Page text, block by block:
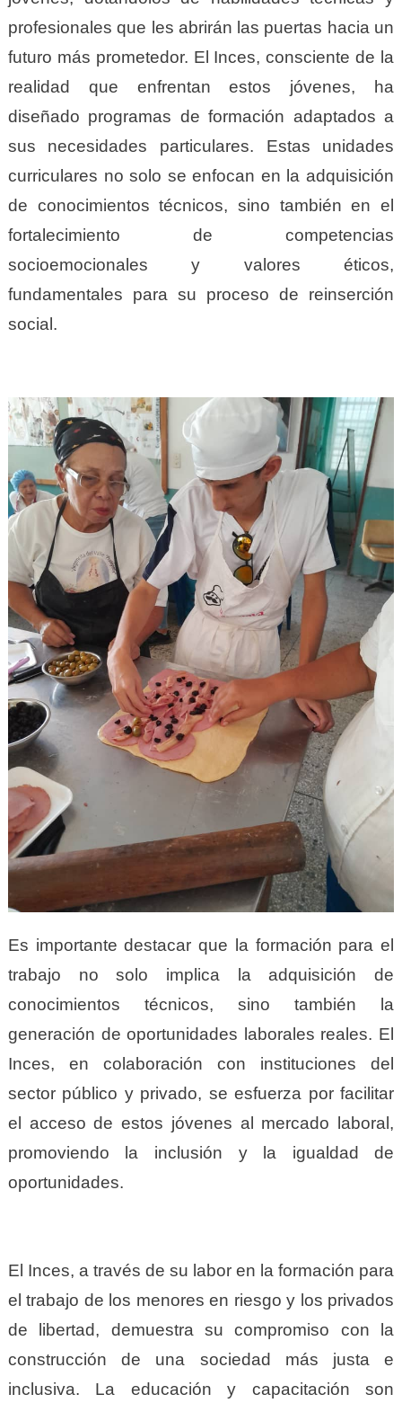
profesionales que les abrirán las puertas hacia un
futuro más prometedor. El Inces, consciente de la
realidad que enfrentan estos jóvenes, ha
diseñado programas de formación adaptados a
sus necesidades particulares. Estas unidades
curriculares no solo se enfocan en la adquisición
de conocimientos técnicos, sino también en el
fortalecimiento de competencias
socioemocionales y valores éticos,
fundamentales para su proceso de reinserción
social.
Es importante destacar que la formación para el
trabajo no solo implica la adquisición de
conocimientos técnicos, sino también la
generación de oportunidades laborales reales. El
Inces, en colaboración con instituciones del
sector público y privado, se esfuerza por facilitar
el acceso de estos jóvenes al mercado laboral,
promoviendo la inclusión y la igualdad de
oportunidades.
El Inces, a través de su labor en la formación para
el trabajo de los menores en riesgo y los privados
de libertad, demuestra su compromiso con la
construcción de una sociedad más justa e
inclusiva. La educación y capacitación son